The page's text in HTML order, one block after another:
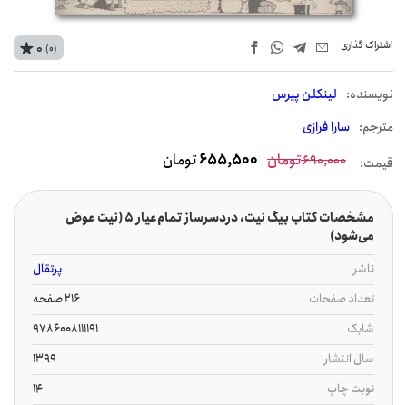
اشتراک‌ گذاری
نويسنده: لینکلن پیرس
مترجم: سارا فرازی
0 (0)
قیمت: 690,000تومان 655,500تومان
مشخصات کتاب بیگ نیت، دردسرساز تمام‌عیار 5 (نیت عوض
می‌شود)
ناشر
پرتقال
تعداد صفحات
216 صفحه
شابک
9786008111191
سال انتشار
1399
نوبت چاپ
14